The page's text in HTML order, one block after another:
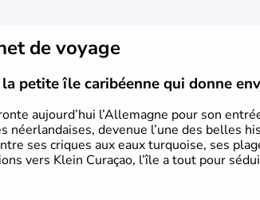
de voyage
la petite île caribéenne qui donne
aujourd’hui l’Allemagne pour son
néerlandaises, devenue l’une des belles
ses criques aux eaux turquoise, ses
vers Klein Curaçao, l’île a tout pour